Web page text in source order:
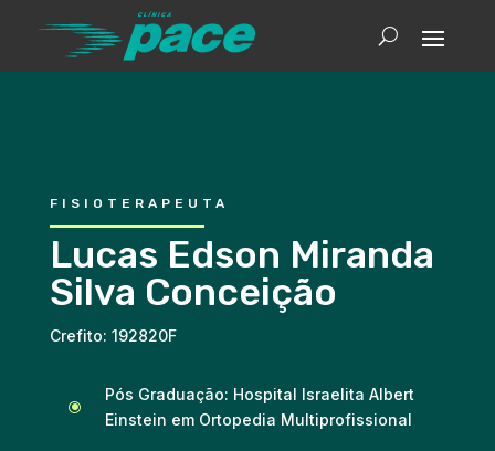
FISIOTERAPEUTA
Lucas Edson Miranda
Silva Conceição
Crefito: 192820F
\
Pós Graduação: Hospital Israelita Albert
Einstein em Ortopedia Multiprofissional